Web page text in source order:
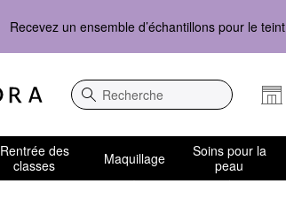
Recevez un ensemble d’échantillons pour le teint
Recherche
Rentrée des
classes
Maquillage
Soins pour la
peau